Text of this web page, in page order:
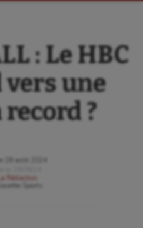
: Le HBC
vers une
?
28 août 2024
La Rédaction
Gazette Sports